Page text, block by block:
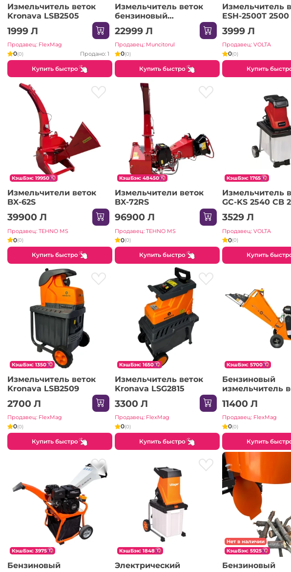
Измельчитель веток
Kronava LSB2505
1999 Л
Продавец: FlexMag
0(0) Продано: 1
Купить быстро
Измельчитель веток
бензиновый
TechnoWorker TC 15 B
22999 Л
Продавец: Muncitorul
0(0)
Купить быстро
Измельчитель
ESH-2500T
240 В 50 л Huter
3999 Л
Продавец: VOLTA
0(0)
Купить
КэшБэк: 19950
Измельчители веток
BX-62S
39900 Л
Продавец: TEHNO MS
0(0)
Купить быстро
КэшБэк: 48450
Измельчители веток
BX-72RS
96900 Л
Продавец: TEHNO MS
0(0)
Купить быстро
КэшБэк: 1765
Измельчитель
GC-KS 2540 CB
220 - 240 В 55 л
3529 Л
Продавец: VOLTA
0(0)
Купить
КэшБэк: 1350
Измельчитель веток
Kronava LSB2509
2700 Л
Продавец: FlexMag
0(0)
Купить быстро
КэшБэк: 1650
Измельчитель веток
Kronava LSG2815
3300 Л
Продавец: FlexMag
0(0)
Купить быстро
КэшБэк: 5700
Бензиновый
измельчитель
11400 Л
Продавец: FlexMag
0(0)
Купить
КэшБэк: 3975
Бензиновый
КэшБэк: 1848
Электрический
Нет в наличии
КэшБэк: 5925
Бензиновый